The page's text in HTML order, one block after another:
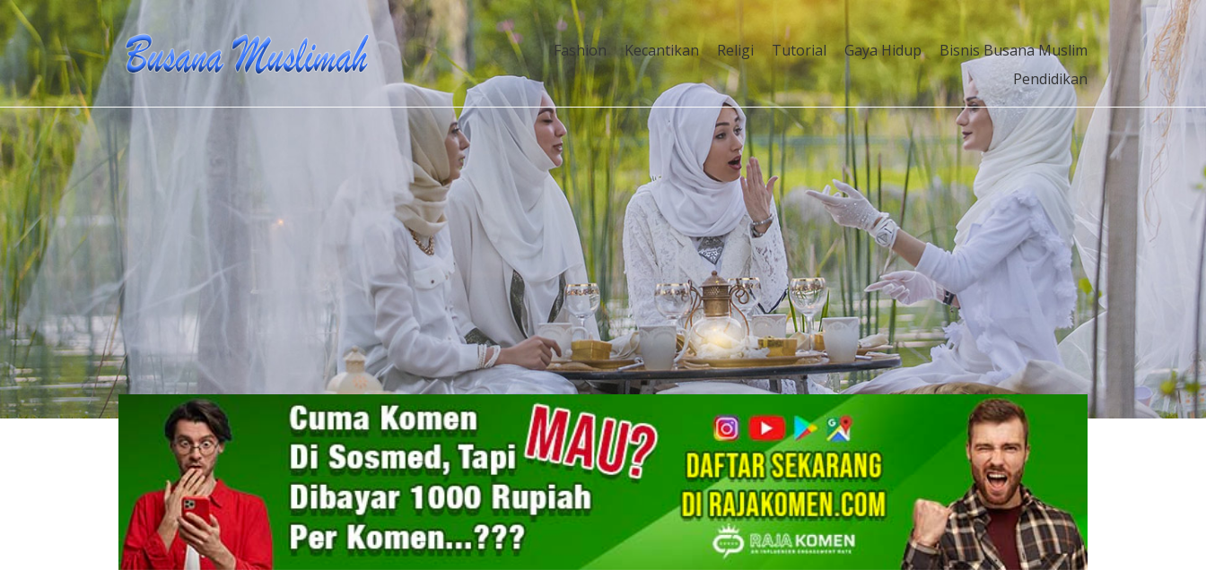
Fashion Kecantikan Religi Tutorial Gaya Hidup
Bisnis Busana Muslim
Pendidikan